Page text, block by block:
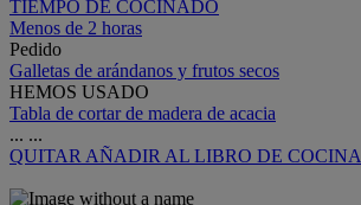
TIEMPO DE COCINADO
Menos de 2 horas
Pedido
Galletas de arándanos y frutos secos
HEMOS USADO
Tabla de cortar de madera de acacia
... ...
QUITAR AÑADIR AL LIBRO DE COCINA